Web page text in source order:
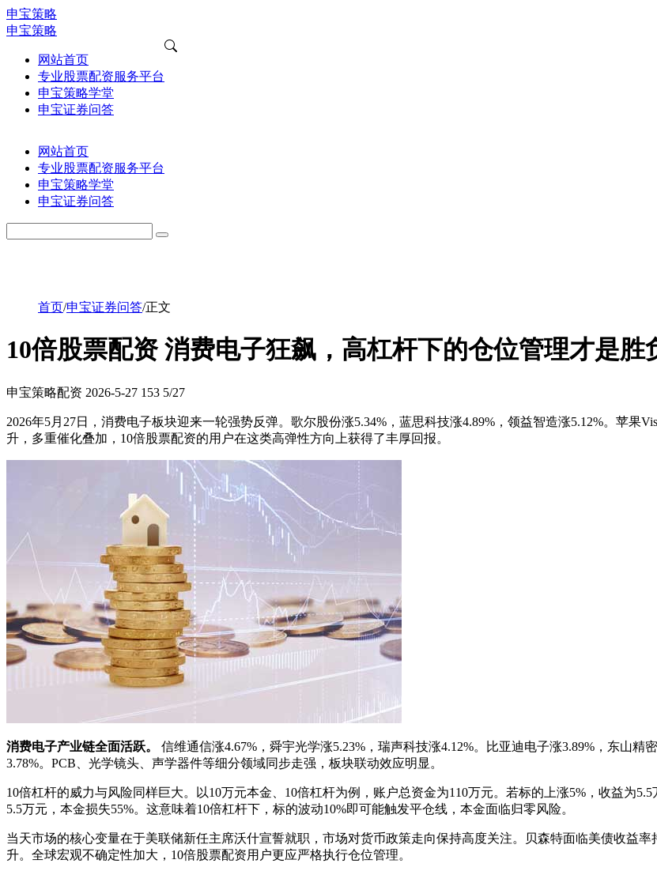
申宝策略
申宝策略
网站首页
专业股票配资服务平台
申宝策略学堂
申宝证券问答
网站首页
专业股票配资服务平台
申宝策略学堂
申宝证券问答
首页/申宝证券问答/正文
10倍股票配资 消费电子狂飙，高杠杆下的仓位管理才是胜
申宝策略配资 2026-5-27 153 5/27
2026年5月27日，消费电子板块迎来一轮强势反弹。歌尔股份涨5.34%，蓝思科技涨4.89%，领益智造涨5.12%。苹果
升，多重催化叠加，10倍股票配资的用户在这类高弹性方向上获得了丰厚回报。
消费电子产业链全面活跃。
信维通信涨4.67%，舜宇光学涨5.23%，瑞声科技涨4.12%。比亚迪电子涨3.89%，东山精
3.78%。PCB、光学镜头、声学器件等细分领域同步走强，板块联动效应明显。
10倍杠杆的威力与风险同样巨大。以10万元本金、10倍杠杆为例，账户总资金为110万元。若标的上涨5%，收益为
5.5万元，本金损失55%。这意味着10倍杠杆下，标的波动10%即可能触发平仓线，本金面临归零风险。
当天市场的核心变量在于美联储新任主席沃什宣誓就职，市场对货币政策走向保持高度关注。贝森特面临美债收益
升。全球宏观不确定性加大，10倍股票配资用户更应严格执行仓位管理。